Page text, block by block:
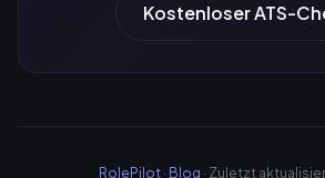
Kostenloser ATS-
RolePilot· Blog · Zuletzt